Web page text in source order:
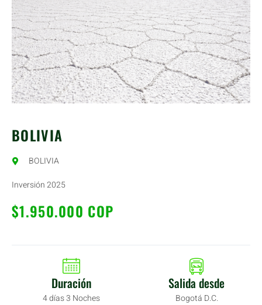
BOLIVIA
BOLIVIA
Inversión 2025
$1.950.000 COP
Duración
4 días 3 Noches
Salida desde
Bogotá D.C.